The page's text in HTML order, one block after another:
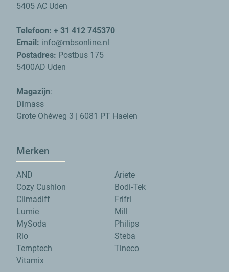
5405 AC Uden
Telefoon: + 31 412 745370
Email: info@mbsonline.nl
Postadres: Postbus 175
5400AD Uden
Magazijn:
Dimass
Grote Ohéweg 3 | 6081 PT Haelen
Merken
AND
Ariete
Cozy Cushion
Bodi-Tek
Climadiff
Frifri
Lumie
Mill
MySoda
Philips
Rio
Steba
Temptech
Tineco
Vitamix